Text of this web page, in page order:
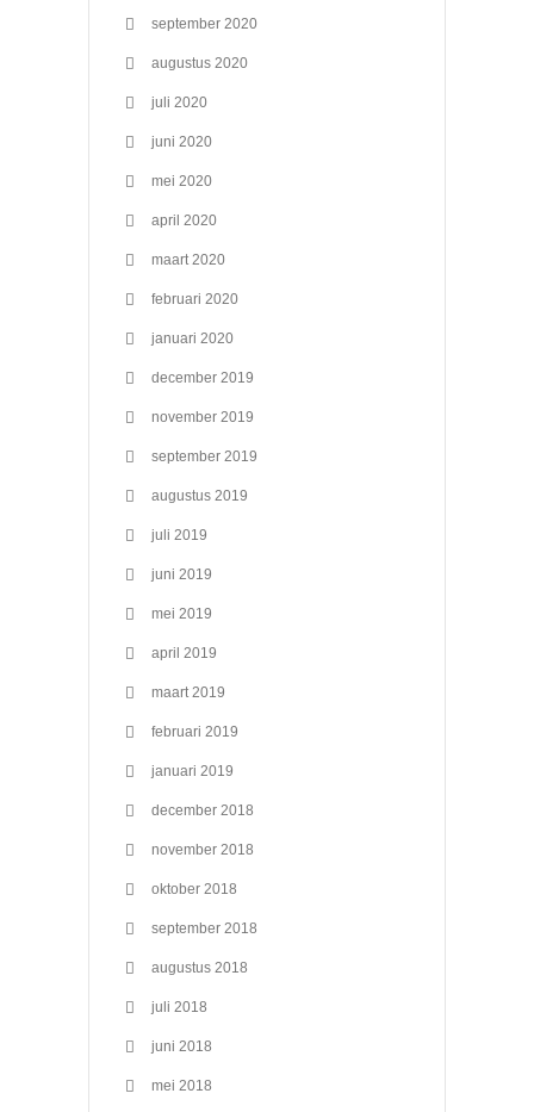
september 2020
augustus 2020
juli 2020
juni 2020
mei 2020
april 2020
maart 2020
februari 2020
januari 2020
december 2019
november 2019
september 2019
augustus 2019
juli 2019
juni 2019
mei 2019
april 2019
maart 2019
februari 2019
januari 2019
december 2018
november 2018
oktober 2018
september 2018
augustus 2018
juli 2018
juni 2018
mei 2018